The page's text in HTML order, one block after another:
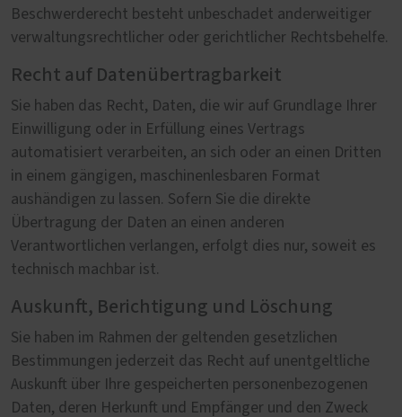
Beschwerderecht besteht unbeschadet anderweitiger
verwaltungsrechtlicher oder gerichtlicher Rechtsbehelfe.
Recht auf Datenübertragbarkeit
Sie haben das Recht, Daten, die wir auf Grundlage Ihrer
Einwilligung oder in Erfüllung eines Vertrags
automatisiert verarbeiten, an sich oder an einen Dritten
in einem gängigen, maschinenlesbaren Format
aushändigen zu lassen. Sofern Sie die direkte
Übertragung der Daten an einen anderen
Verantwortlichen verlangen, erfolgt dies nur, soweit es
technisch machbar ist.
Auskunft, Berichtigung und Löschung
Sie haben im Rahmen der geltenden gesetzlichen
Bestimmungen jederzeit das Recht auf unentgeltliche
Auskunft über Ihre gespeicherten personenbezogenen
Daten, deren Herkunft und Empfänger und den Zweck